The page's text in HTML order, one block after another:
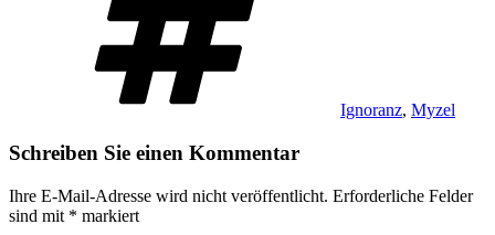
Ignoranz, Myzel
Schreiben Sie einen Kommentar
Ihre E-Mail-Adresse wird nicht veröffentlicht. Erforderliche Felder
sind mit * markiert